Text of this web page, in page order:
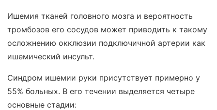
Ишемия тканей головного мозга и вероятность
тромбозов его сосудов может приводить к такому
осложнению окклюзии подключичной артерии как
ишемический инсульт.
Синдром ишемии руки присутствует примерно у
55% больных. В его течении выделяется четыре
основные стадии: